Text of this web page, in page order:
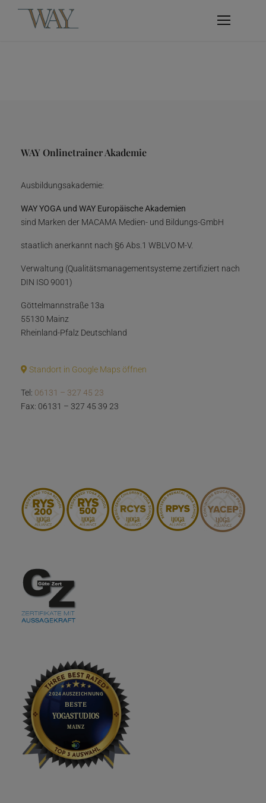
WAY Onlinetrainer Akademie
Ausbildungsakademie:
WAY YOGA und WAY Europäische Akademien
sind Marken der MACAMA Medien- und Bildungs-GmbH
staatlich anerkannt nach §6 Abs.1 WBLVO M-V.
Verwaltung (Qualitätsmanagementsysteme zertifiziert nach
DIN ISO 9001)
Göttelmannstraße 13a
55130 Mainz
Rheinland-Pfalz Deutschland
Standort in Google Maps öffnen
Tel: 06131 – 327 45 23
Fax: 06131 – 327 45 39 23